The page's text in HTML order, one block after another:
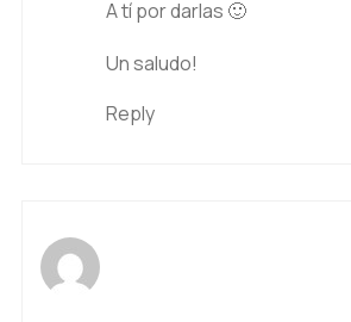
A tí por darlas 🙂
Un saludo!
Reply